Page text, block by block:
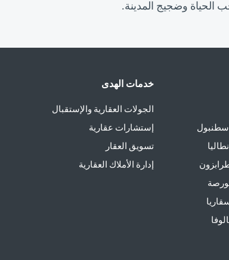
الحياة وضجيج المدينة.
خدمات الهدى
الجولات العقارية والإستقبال
إستشارات عقارية
تسويق العقار
إدارة الأملاك العقارية